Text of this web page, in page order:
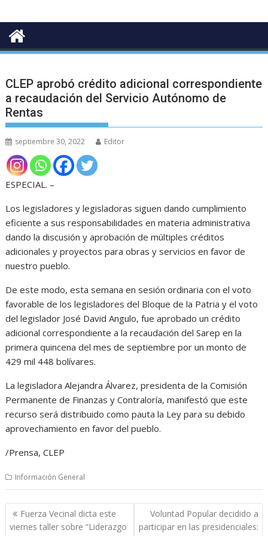
CLEP aprobó crédito adicional correspondiente
a recaudación del Servicio Autónomo de
Rentas
septiembre 30, 2022 Editor
ESPECIAL. –
Los legisladores y legisladoras siguen dando cumplimiento
eficiente a sus responsabilidades en materia administrativa
dando la discusión y aprobación de múltiples créditos
adicionales y proyectos para obras y servicios en favor de
nuestro pueblo.
De este modo, esta semana en sesión ordinaria con el voto
favorable de los legisladores del Bloque de la Patria y el voto
del legislador José David Angulo, fue aprobado un crédito
adicional correspondiente a la recaudación del Sarep en la
primera quincena del mes de septiembre por un monto de
429 mil 448 bolívares.
La legisladora Alejandra Álvarez, presidenta de la Comisión
Permanente de Finanzas y Contraloría, manifestó que este
recurso será distribuido como pauta la Ley para su debido
aprovechamiento en favor del pueblo.
/Prensa, CLEP
Información General
Navegación
de
Fuerza Vecinal dicta este
viernes taller sobre “Liderazgo
Voluntad Popular decidido a
participar en las presidenciales: